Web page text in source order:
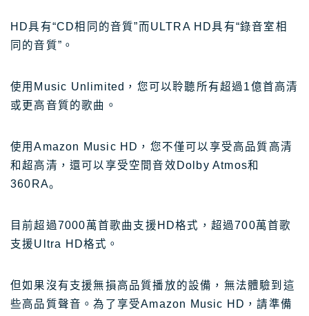
HD具有“CD相同的音質”而ULTRA HD具有“錄音室相
同的音質”。
使用Music Unlimited，您可以聆聽所有超過1億首高清
或更高音質的歌曲。
使用Amazon Music HD，您不僅可以享受高品質高清
和超高清，還可以享受空間音效Dolby Atmos和
360RA。
目前超過7000萬首歌曲支援HD格式，超過700萬首歌
支援Ultra HD格式。
但如果沒有支援無損高品質播放的設備，無法體驗到這
些高品質聲音。為了享受Amazon Music HD，請準備